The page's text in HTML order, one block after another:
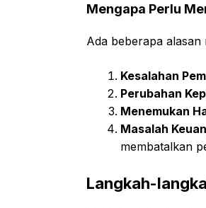
Mengapa Perlu
Ada beberapa
Kesalahan
Perubahan
Menemukan
Masalah
membatalkan
Langkah-